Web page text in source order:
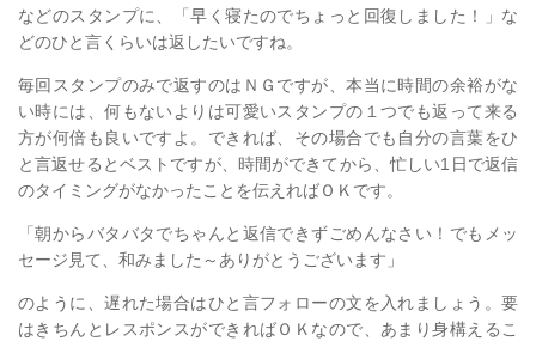
などのスタンプに、「早く寝たのでちょっと回復しました！」な
どのひと言くらいは返したいですね。
毎回スタンプのみで返すのはＮＧですが、本当に時間の余裕がな
い時には、何もないよりは可愛いスタンプの１つでも返って来る
方が何倍も良いですよ。できれば、その場合でも自分の言葉をひ
と言返せるとベストですが、時間ができてから、忙しい1日で返信
のタイミングがなかったことを伝えればＯＫです。
「朝からバタバタでちゃんと返信できずごめんなさい！でもメッ
セージ見て、和みました～ありがとうございます」
のように、遅れた場合はひと言フォローの文を入れましょう。要
はきちんとレスポンスができればＯＫなので、あまり身構えるこ